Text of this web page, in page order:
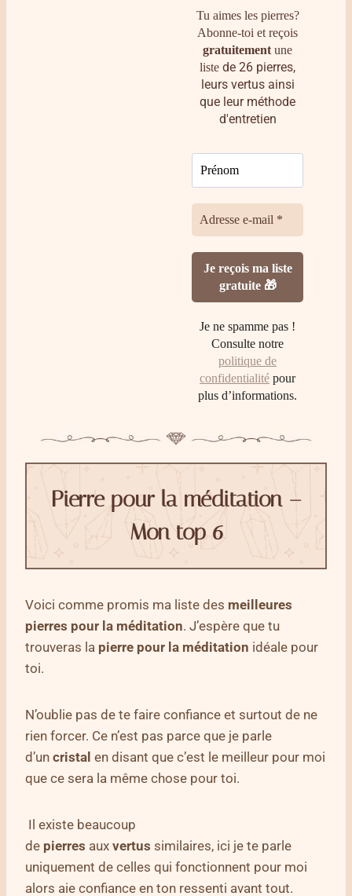
Tu aimes les pierres?
Abonne-toi et reçois
gratuitement une
liste de 26 pierres,
leurs vertus ainsi
que leur méthode
d'entretien
Je ne spamme pas !
Consulte notre
politique de
confidentialité pour
plus d’informations.
Pierre pour la méditation –
Mon top 6
Voici comme promis ma liste des meilleures
pierres pour la méditation. J’espère que tu
trouveras la pierre pour la méditation idéale pour
toi.
N’oublie pas de te faire confiance et surtout de ne
rien forcer. Ce n’est pas parce que je parle
d’un cristal en disant que c’est le meilleur pour moi
que ce sera la même chose pour toi.
Il existe beaucoup
de pierres aux vertus similaires, ici je te parle
uniquement de celles qui fonctionnent pour moi
alors aie confiance en ton ressenti avant tout.